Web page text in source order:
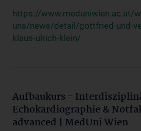
https://www.meduniwien.ac.at/
uns/news/detail/gottfried-und-
klaus-ulrich-klein/
Aufbaukurs -
Echokardiographie &
advanced | MedUni Wien